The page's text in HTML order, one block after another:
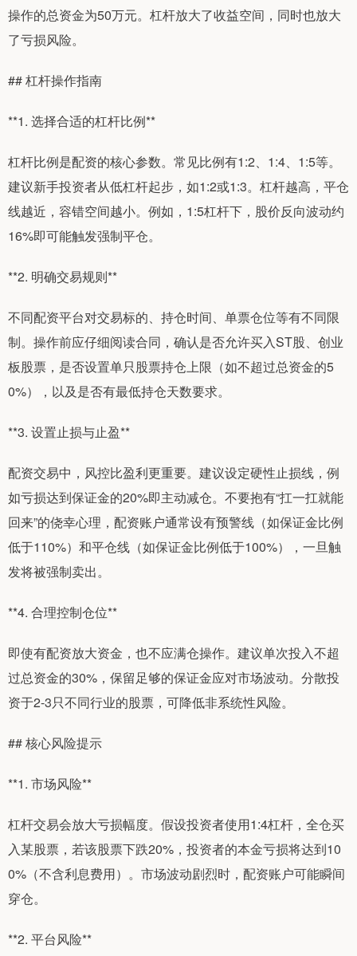
操作的总资金为50万元。杠杆放大了收益空间，同时也放大
了亏损风险。
## 杠杆操作指南
**1. 选择合适的杠杆比例**
杠杆比例是配资的核心参数。常见比例有1:2、1:4、1:5等。
建议新手投资者从低杠杆起步，如1:2或1:3。杠杆越高，平仓
线越近，容错空间越小。例如，1:5杠杆下，股价反向波动约
16%即可能触发强制平仓。
**2. 明确交易规则**
不同配资平台对交易标的、持仓时间、单票仓位等有不同限
制。操作前应仔细阅读合同，确认是否允许买入ST股、创业
板股票，是否设置单只股票持仓上限（如不超过总资金的5
0%），以及是否有最低持仓天数要求。
**3. 设置止损与止盈**
配资交易中，风控比盈利更重要。建议设定硬性止损线，例
如亏损达到保证金的20%即主动减仓。不要抱有“扛一扛就能
回来”的侥幸心理，配资账户通常设有预警线（如保证金比例
低于110%）和平仓线（如保证金比例低于100%），一旦触
发将被强制卖出。
**4. 合理控制仓位**
即使有配资放大资金，也不应满仓操作。建议单次投入不超
过总资金的30%，保留足够的保证金应对市场波动。分散投
资于2-3只不同行业的股票，可降低非系统性风险。
## 核心风险提示
**1. 市场风险**
杠杆交易会放大亏损幅度。假设投资者使用1:4杠杆，全仓买
入某股票，若该股票下跌20%，投资者的本金亏损将达到10
0%（不含利息费用）。市场波动剧烈时，配资账户可能瞬间
穿仓。
**2. 平台风险**